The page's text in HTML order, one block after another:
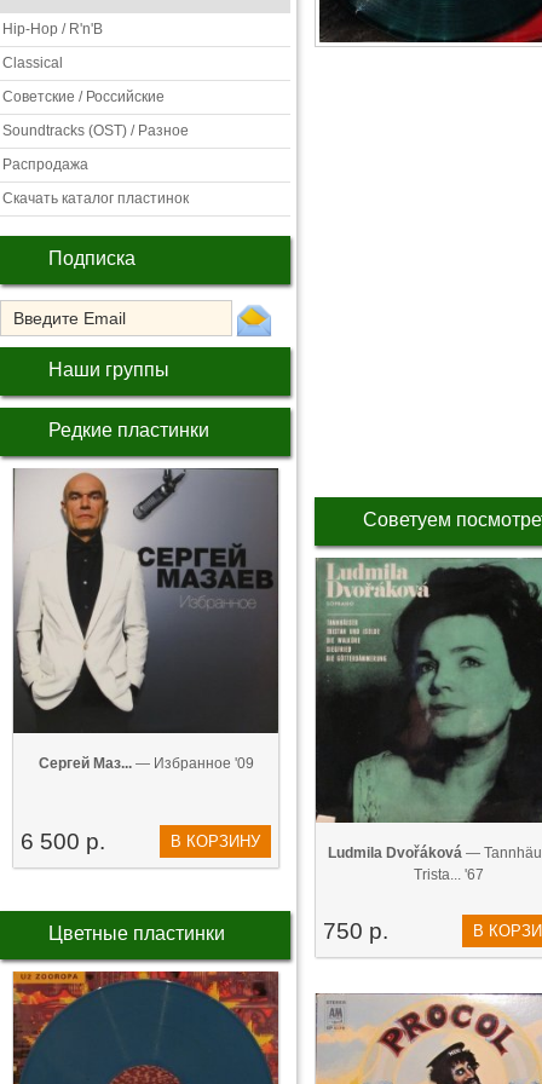
Hip-Hop / R'n'B
Classical
Советские / Российские
Soundtracks (OST) / Разное
Распродажа
Скачать каталог пластинок
Подписка
Наши группы
Редкие пластинки
Сергей Маз...— Избранное '09
6 500 р. В КОРЗИНУ
Цветные пластинки
Советуем
Ludmila Dvořáková—
Trista... '67
750 р. В